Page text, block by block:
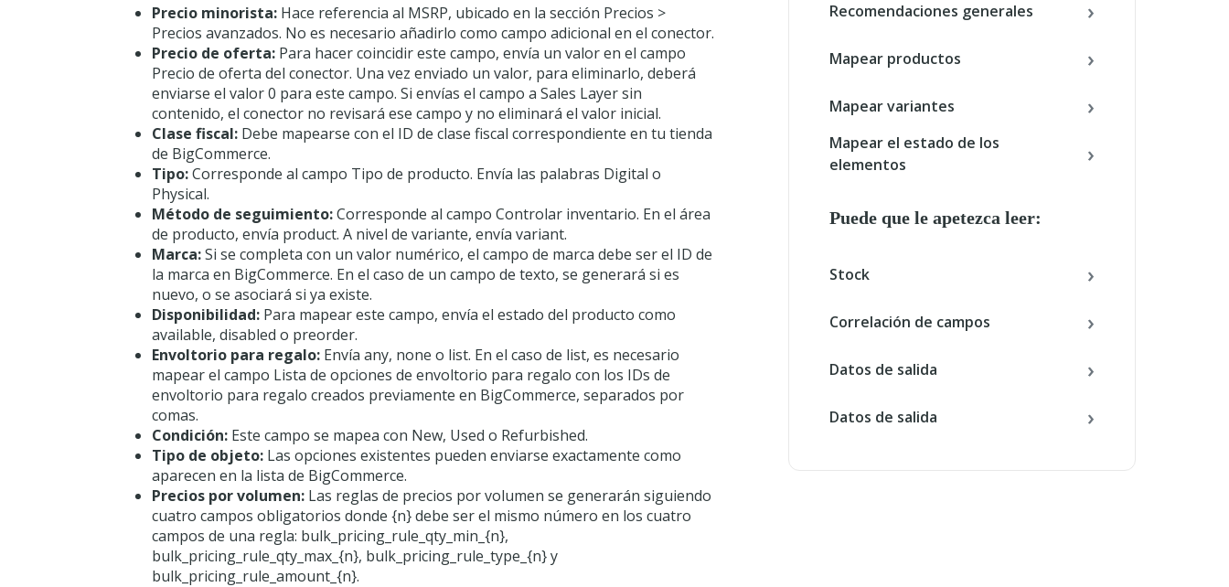
Precio minorista: Hace referencia al MSRP, ubicado en la sección Precios >
Precios avanzados. No es necesario añadirlo como campo adicional en el conector.
Precio de oferta: Para hacer coincidir este campo, envía un valor en el campo
Precio de oferta del conector. Una vez enviado un valor, para eliminarlo, deberá
enviarse el valor 0 para este campo. Si envías el campo a Sales Layer sin
contenido, el conector no revisará ese campo y no eliminará el valor inicial.
Clase fiscal: Debe mapearse con el ID de clase fiscal correspondiente en tu tienda
de BigCommerce.
Tipo:Corresponde al campo Tipo de producto. Envía las palabras Digital o
Physical.
Método de seguimiento:Corresponde al campo Controlar inventario. En el área
de producto, envía product. A nivel de variante, envía variant.
Marca:Si se completa con un valor numérico, el campo de marca debe ser el ID de
la marca en BigCommerce. En el caso de un campo de texto, se generará si es
nuevo, o se asociará si ya existe.
Disponibilidad: Para mapear este campo, envía el estado del producto como
available, disabled o preorder.
Envoltorio para regalo: Envía any, none o list. En el caso de list, es necesario
mapear el campo Lista de opciones de envoltorio para regalo con los IDs de
envoltorio para regalo creados previamente en BigCommerce, separados por
comas.
Condición: Este campo se mapea con New, Used o Refurbished.
Tipo de objeto: Las opciones existentes pueden enviarse exactamente como
aparecen en la lista de BigCommerce.
Precios por volumen: Las reglas de precios por volumen se generarán siguiendo
cuatro campos obligatorios donde {n} debe ser el mismo número en los cuatro
campos de una regla: bulk_pricing_rule_qty_min_{n},
bulk_pricing_rule_qty_max_{n}, bulk_pricing_rule_type_{n} y
bulk_pricing_rule_amount_{n}.
Recomendaciones generales
Mapear productos
Mapear variantes
Mapear el estado de los
elementos
Puede que le apetezca leer:
Stock
Correlación de campos
Datos de salida
Datos de salida